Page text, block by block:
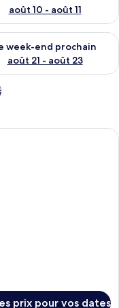
août 10 - août 11
août 14 - août 16
week-end prochain
août 21 - août 23
la disponibilité pour
d’hôtel comprenant
prix pour vos dates